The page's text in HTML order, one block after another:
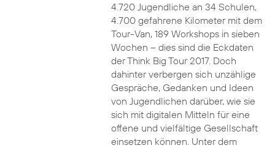
4.720 Jugendliche an 34 Schulen,
4.700 gefahrene Kilometer mit dem
Tour-Van, 189 Workshops in sieben
Wochen – dies sind die Eckdaten
der Think Big Tour 2017. Doch
dahinter verbergen sich unzählige
Gespräche, Gedanken und Ideen
von Jugendlichen darüber, wie sie
sich mit digitalen Mitteln für eine
offene und vielfältige Gesellschaft
einsetzen können. Unter dem